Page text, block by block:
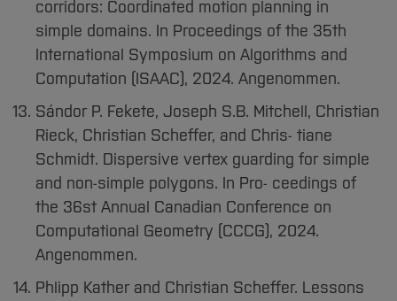
corridors: Coordinated motion planning in
simple domains. In Proceedings of the 35th
International Symposium on Algorithms and
Computation (ISAAC), 2024. Angenommen.
Sándor P. Fekete, Joseph S.B. Mitchell, Christian
Rieck, Christian Scheffer, and Chris- tiane
Schmidt. Dispersive vertex guarding for simple
and non-simple polygons. In Pro- ceedings of
the 36st Annual Canadian Conference on
Computational Geometry (CCCG), 2024.
Angenommen.
Phlipp Kather and Christian Scheffer. Lessons